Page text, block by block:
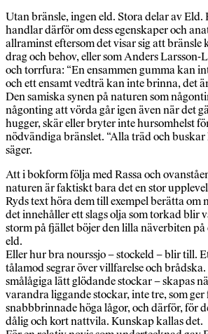
Utan bränsle, ingen eld. Stora delar av
handlar därför om dess egenskaper och
allraminst eftersom det visar sig att bränsle
drag och behov, eller som Anders Larsson-
och torrfura: “En ensammen gumma kan
och ett ensamt vedträ kan inte brinna, det
Den samiska synen på naturen som
någonting att vörda går igen även när det
hugger, skär eller bryter inte hursomhelst
nödvändiga bränslet. “Alla träd och buskar
säger.
Att i bokform följa med Rassa och
naturen är faktiskt bara det en stor
Ryds text höra dem till exempel berätta om
det innehåller ett slags olja som torkad blir
storm på fjället böjer den lilla näverbiten på
eld.
Eller hur bra nourssjo – stockeld – blir till.
tålamod segrar över villfarelse och
smålågiga lätt glödande stockar – skapas
varandra liggande stockar, inte tre, som ger
snabbbrinnade höga lågor, och därför, för
dålig och kort nattvila. Kunskap kallas det.